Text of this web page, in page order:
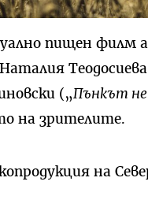
пищен филм
(„Пънкът
на зрителите.
на